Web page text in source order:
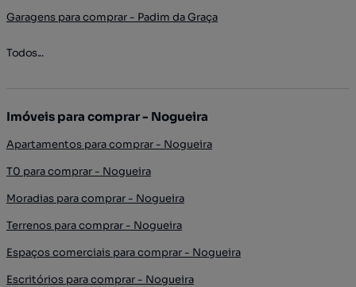
Garagens para comprar - Padim da Graça
Todos...
Imóveis para comprar - Nogueira
Apartamentos para comprar - Nogueira
T0 para comprar - Nogueira
Moradias para comprar - Nogueira
Terrenos para comprar - Nogueira
Espaços comerciais para comprar - Nogueira
Escritórios para comprar - Nogueira